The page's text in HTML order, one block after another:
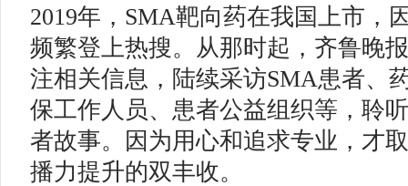
2019年，SMA靶向药在我国上市，
频繁登上热搜。从那时起，齐鲁晚
注相关信息，陆续采访SMA患者、
保工作人员、患者公益组织等，聆
者故事。因为用心和追求专业，才
播力提升的双丰收。